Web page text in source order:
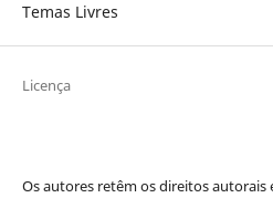
Temas Livres
Licença
Os autores retêm os direitos autorais